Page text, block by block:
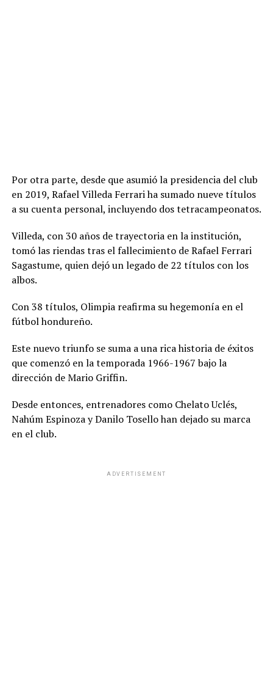
Por otra parte, desde que asumió la presidencia del club
en 2019, Rafael Villeda Ferrari ha sumado nueve títulos
a su cuenta personal, incluyendo dos tetracampeonatos.
Villeda, con 30 años de trayectoria en la institución,
tomó las riendas tras el fallecimiento de Rafael Ferrari
Sagastume, quien dejó un legado de 22 títulos con los
albos.
Con 38 títulos, Olimpia reafirma su hegemonía en el
fútbol hondureño.
Este nuevo triunfo se suma a una rica historia de éxitos
que comenzó en la temporada 1966-1967 bajo la
dirección de Mario Griffin.
Desde entonces, entrenadores como Chelato Uclés,
Nahúm Espinoza y Danilo Tosello han dejado su marca
en el club.
ADVERTISEMENT